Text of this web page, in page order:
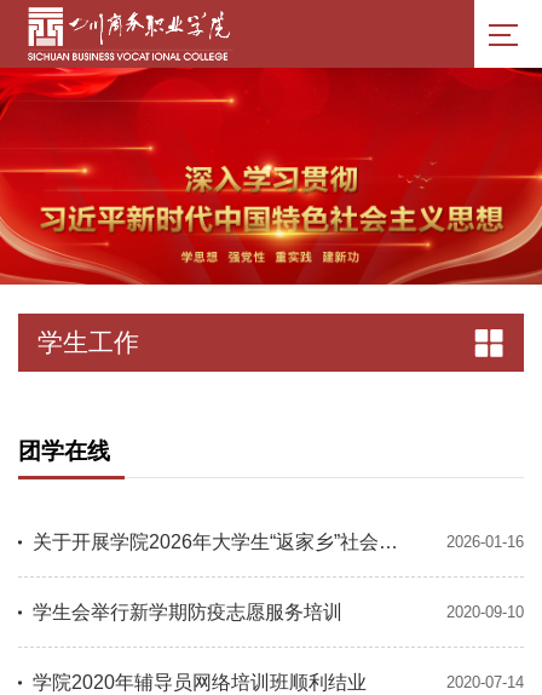
学生工作
团学在线
关于开展学院2026年大学生“返家乡”社会实践活动的通知 2026-01-16
学生会举行新学期防疫志愿服务培训 2020-09-10
学院2020年辅导员网络培训班顺利结业 2020-07-14